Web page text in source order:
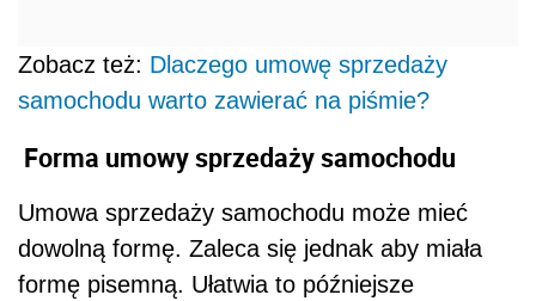
Zobacz też: Dlaczego umowę sprzedaży
samochodu warto zawierać na piśmie?
Forma umowy sprzedaży samochodu
Umowa sprzedaży samochodu może mieć
dowolną formę. Zaleca się jednak aby miała
formę pisemną. Ułatwia to późniejsze